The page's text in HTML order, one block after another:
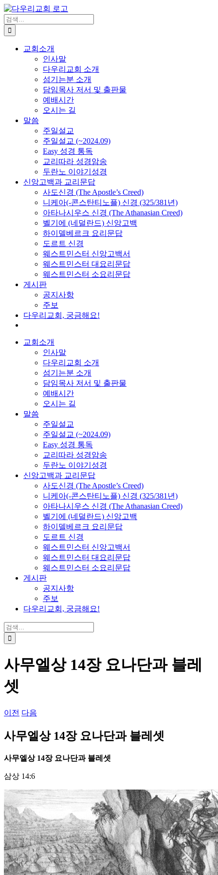
Skip
to
content
검
색
...
교회소개
인사말
다우리교회 소개
섬기는분 소개
담임목사 저서 및 출판물
예배시간
오시는 길
말씀
주일설교
주일설교 (~2024.09)
Easy 성경 통독
교리따라 성경암송
두란노 이야기성경
신앙고백과 교리문답
사도신경 (The Apostle’s Creed)
니케아(-콘스탄티노플) 신경 (325/381년)
아타나시우스 신경 (The Athanasian Creed)
벨기에 (네덜란드) 신앙고백
하이델베르크 요리문답
도르트 신경
웨스트민스터 신앙고백서
웨스트민스터 대요리문답
웨스트민스터 소요리문답
게시판
공지사항
주보
다우리교회, 궁금해요!
교회소개
인사말
다우리교회 소개
섬기는분 소개
담임목사 저서 및 출판물
예배시간
오시는 길
말씀
주일설교
주일설교 (~2024.09)
Easy 성경 통독
교리따라 성경암송
두란노 이야기성경
신앙고백과 교리문답
사도신경 (The Apostle’s Creed)
니케아(-콘스탄티노플) 신경 (325/381년)
아타나시우스 신경 (The Athanasian Creed)
벨기에 (네덜란드) 신앙고백
하이델베르크 요리문답
도르트 신경
웨스트민스터 신앙고백서
웨스트민스터 대요리문답
웨스트민스터 소요리문답
게시판
공지사항
주보
다우리교회, 궁금해요!
검
색
...
사무엘상 14장 요나단과 블레
셋
이전 다음
사무엘상 14장 요나단과 블레셋
사무엘상 14장 요나단과 블레셋
삼상 14:6